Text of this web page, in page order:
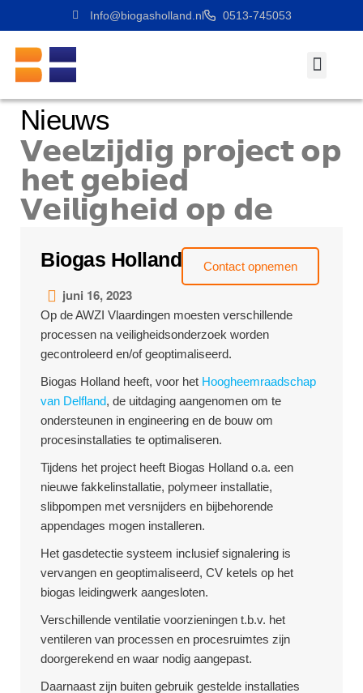
Info@biogasholland.nl 0513-745053
Nieuws
𝗩𝗲𝗲𝗹𝘇𝗶𝗷𝗱𝗶𝗴 𝗽𝗿𝗼𝗷𝗲𝗰𝘁 𝗼𝗽
𝗵𝗲𝘁 𝗴𝗲𝗯𝗶𝗲𝗱
𝗩𝗲𝗶𝗹𝗶𝗴𝗵𝗲𝗶𝗱 𝗼𝗽 𝗱𝗲
𝗥𝗪𝗭𝗜 𝗩𝗹𝗮𝗮𝗿𝗱𝗶𝗻𝗴𝗲𝗻
Biogas Holland Contact opnemen
juni 16, 2023
Op de AWZI Vlaardingen moesten verschillende
processen na veiligheidsonderzoek worden
gecontroleerd en/of geoptimaliseerd.
Biogas Holland heeft, voor het Hoogheemraadschap
van Delfland, de uitdaging aangenomen om te
ondersteunen in engineering en de bouw om
procesinstallaties te optimaliseren.
Tijdens het project heeft Biogas Holland o.a. een
nieuwe fakkelinstallatie, polymeer installatie,
slibpompen met versnijders en bijbehorende
appendages mogen installeren.
Het gasdetectie systeem inclusief signalering is
vervangen en geoptimaliseerd, CV ketels op het
biogas leidingwerk aangesloten.
Verschillende ventilatie voorzieningen t.b.v. het
ventileren van processen en procesruimtes zijn
doorgerekend en waar nodig aangepast.
Daarnaast zijn buiten gebruik gestelde installaties